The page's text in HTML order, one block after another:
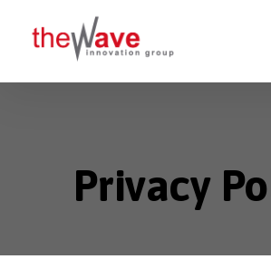
Privacy